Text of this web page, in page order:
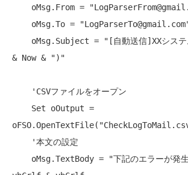
    oMsg.From =
    oMsg.To =
    oMsg.Subject =
"[自動送信]XXシス
& Now & ")"
'CSVファイルをオープン
Set oOutput =
oFSO.OpenTextFile(
'本文の設定
    oMsg.TextBody =
"下記のエラーが発